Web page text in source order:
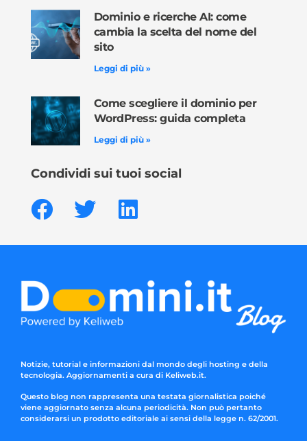
Dominio e ricerche AI: come
cambia la scelta del nome del
sito
Leggi di più »
Come scegliere il dominio per
WordPress: guida completa
Leggi di più »
Condividi sui tuoi social
Notizie, tutorial e informazioni dal mondo degli hosting e della
tecnologia. Aggiornamenti a cura di Keliweb.it.
Questo blog non rappresenta una testata giornalistica poiché
viene aggiornato senza alcuna periodicità. Non può pertanto
considerarsi un prodotto editoriale ai sensi della legge n. 62/2001.